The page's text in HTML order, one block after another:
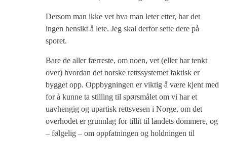
Dersom man ikke vet hva man leter etter, har det
ingen hensikt å lete. Jeg skal derfor sette dere på
sporet.
Bare de aller færreste, om noen, vet (eller har tenkt
over) hvordan det norske rettssystemet faktisk er
bygget opp. Oppbygningen er viktig å være kjent med
for å kunne ta stilling til spørsmålet om vi har et
uavhengig og upartisk rettsvesen i Norge, om det
overhodet er grunnlag for tillit til landets dommere, og
– følgelig – om oppfatningen og holdningen til